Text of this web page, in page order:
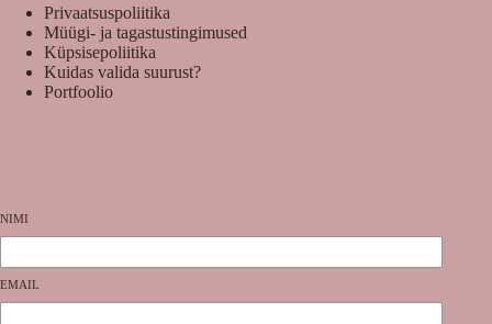
Privaatsuspoliitika
Müügi- ja tagastustingimused
Küpsisepoliitika
Kuidas valida suurust?
Portfoolio
NIMI
EMAIL